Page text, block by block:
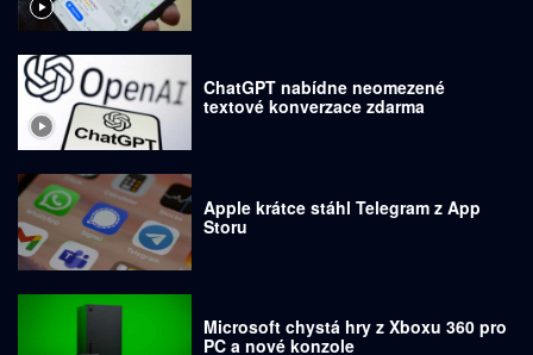
ChatGPT nabídne neomezené
textové konverzace zdarma
Apple krátce stáhl Telegram z App
Storu
Microsoft chystá hry z Xboxu 360 pro
PC a nové konzole